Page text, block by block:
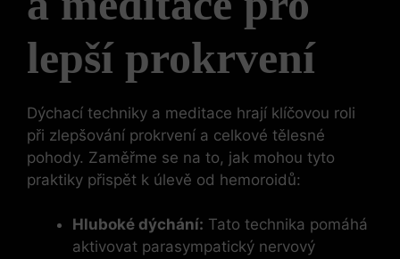
lepší prokrvení
Dýchací techniky a meditace hrají klíčovou roli
při zlepšování prokrvení a celkové tělesné
pohody. Zaměřme se na to, jak mohou tyto
praktiky přispět k úlevě od hemoroidů:
Hluboké dýchání: Tato technika pomáhá
aktivovat parasympatický nervový